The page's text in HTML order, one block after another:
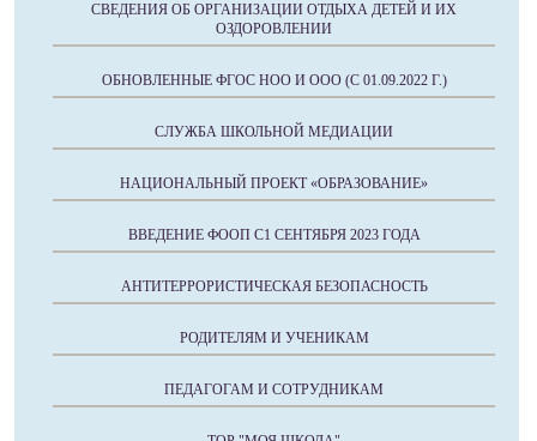
СВЕДЕНИЯ ОБ ОРГАНИЗАЦИИ ОТДЫХА ДЕТЕЙ И ИХ
ОЗДОРОВЛЕНИИ
ОБНОВЛЕННЫЕ ФГОС НОО И ООО (С 01.09.2022 Г.)
СЛУЖБА ШКОЛЬНОЙ МЕДИАЦИИ
НАЦИОНАЛЬНЫЙ ПРОЕКТ «ОБРАЗОВАНИЕ»
ВВЕДЕНИЕ ФООП С1 СЕНТЯБРЯ 2023 ГОДА
АНТИТЕРРОРИСТИЧЕСКАЯ БЕЗОПАСНОСТЬ
РОДИТЕЛЯМ И УЧЕНИКАМ
ПЕДАГОГАМ И СОТРУДНИКАМ